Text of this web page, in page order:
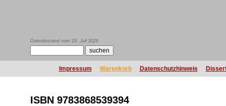
Datenbestand vom 29. Juli 2026
Impressum Warenkorb Datenschutzhinweis
ISBN 9783868539394